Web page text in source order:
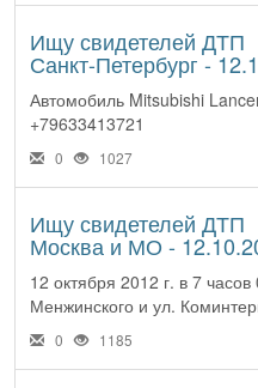
Ищу свидетелей ДТП
Санкт-Петербург -
Автомобиль Mitsubishi
+79633413721
0 1027
Ищу свидетелей ДТП
Москва и МО -
12 октября 2012 г. в 7
Менжинского и ул.
0 1185